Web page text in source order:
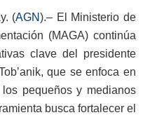
(AGN).– El Ministerio de
(MAGA) continúa
clave del presidente
que se enfoca en
pequeños y medianos
busca fortalecer el